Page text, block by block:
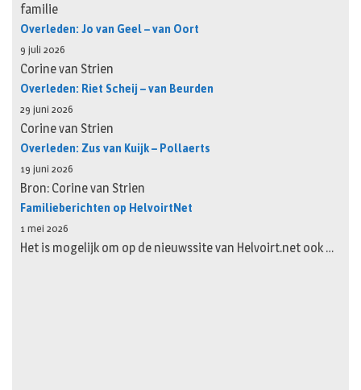
familie
Overleden: Jo van Geel – van Oort
9 juli 2026
Corine van Strien
Overleden: Riet Scheij – van Beurden
29 juni 2026
Corine van Strien
Overleden: Zus van Kuijk – Pollaerts
19 juni 2026
Bron: Corine van Strien
Familieberichten op HelvoirtNet
1 mei 2026
Het is mogelijk om op de nieuwssite van Helvoirt.net ook …